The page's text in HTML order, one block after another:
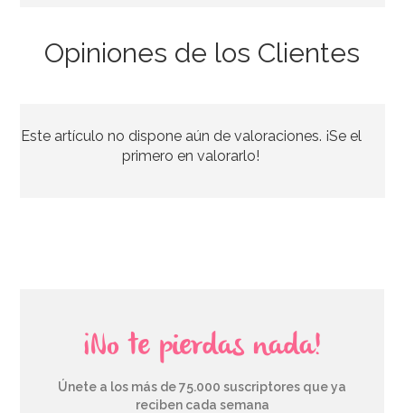
44,95€
Opiniones de los Clientes
Este artículo no dispone aún de valoraciones. ¡Se el
primero en valorarlo!
¡No te pierdas nada!
Únete a los más de 75.000 suscriptores que ya
reciben cada semana